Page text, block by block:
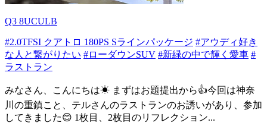
Q3 8UCULB
#2.0TFSI クアトロ 180PS Sラインパッケージ #アウディ好き
な人と繋がりたい #ローダウンSUV #新緑の中で輝く愛車 #
ラストラン
みなさん、こんにちは☀ まずはお題提出から👍今回は神奈
川の重鎮こと、テルさんのラストランのお誘いがあり、参加
してきました😊 1枚目、2枚目のリフレクション...